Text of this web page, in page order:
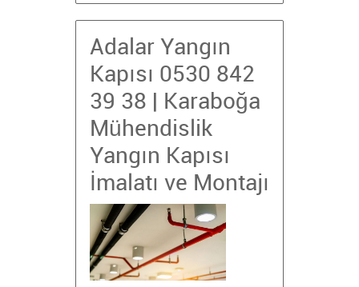
Adalar Yangın
Kapısı 0530 842
39 38 | Karaboğa
Mühendislik
Yangın Kapısı
İmalatı ve Montajı